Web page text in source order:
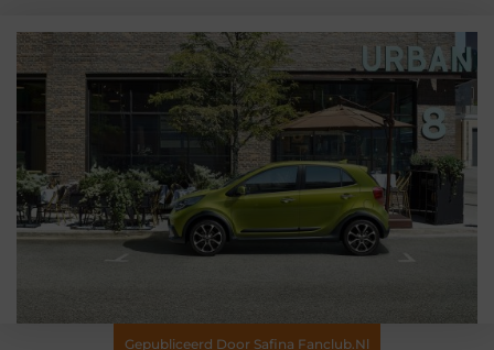
Gepubliceerd Door Safina Fanclub.nl